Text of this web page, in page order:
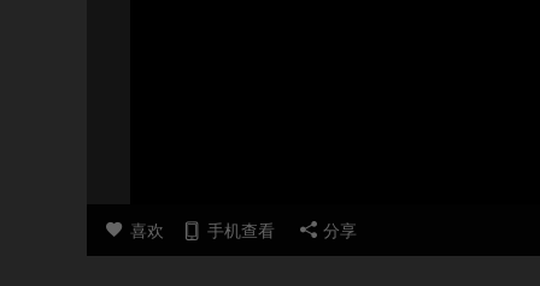
喜欢 手机查看 分享